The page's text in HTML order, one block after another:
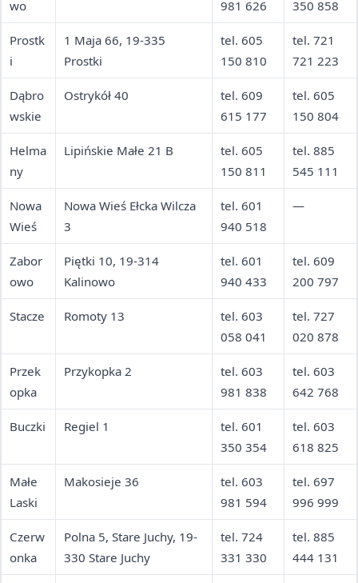
wo 981 626 350 858
Prostk
i
1 Maja 66, 19-335
Prostki
tel. 605
150 810
tel. 721
721 223
Dąbro
wskie
Ostrykół 40
tel. 609
615 177
tel. 605
150 804
Helma
ny
Lipińskie Małe 21 B
tel. 605
150 811
tel. 885
545 111
Nowa
Wieś
Nowa Wieś Ełcka Wilcza
3
tel. 601
940 518
—
Zabor
owo
Piętki 10, 19-314
Kalinowo
tel. 601
940 433
tel. 609
200 797
Stacze Romoty 13
tel. 603
058 041
tel. 727
020 878
Przek
opka
Przykopka 2
tel. 603
981 838
tel. 603
642 768
Buczki Regiel 1
tel. 601
350 354
tel. 603
618 825
Małe
Laski
Makosieje 36
tel. 603
981 594
tel. 697
996 999
Czerw
onka
Polna 5, Stare Juchy, 19-
330 Stare Juchy
tel. 724
331 330
tel. 885
444 131